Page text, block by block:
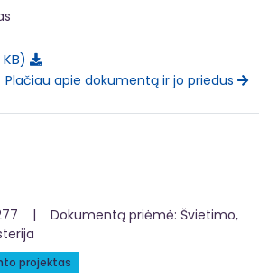
Plačiau apie dokumentą ir jo priedus
| Dokumentą priėmė: Švietimo,
projektas